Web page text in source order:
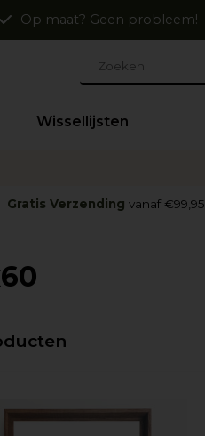
Op maat? Geen probleem!
Wissellijsten
Gratis Verzending vanaf €99,95